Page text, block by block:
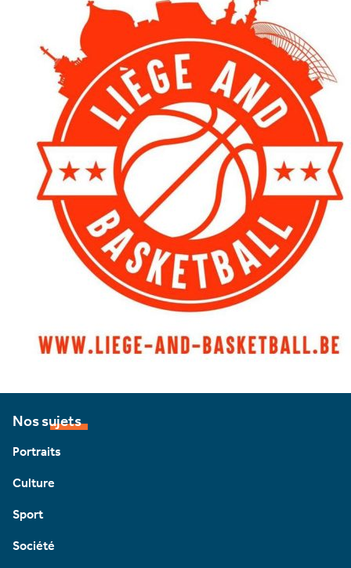
Nos sujets
Portraits
Culture
Sport
Société